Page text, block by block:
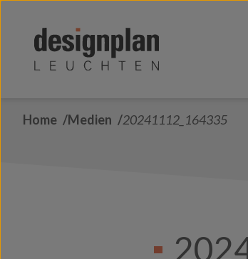
Home Medien 20241112_164335